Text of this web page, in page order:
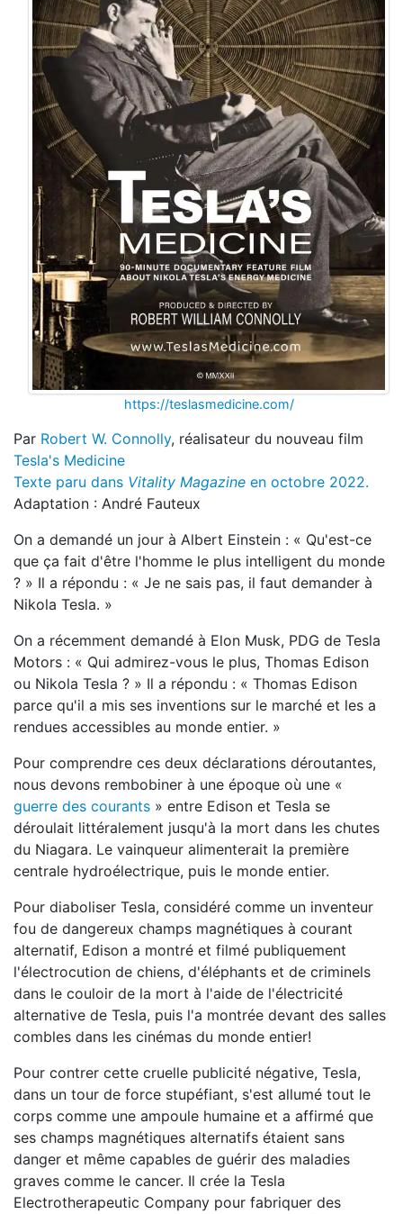
https://teslasmedicine.com/
Par Robert W. Connolly, réalisateur du nouveau film
Tesla's Medicine
Texte paru dans Vitality Magazine en octobre 2022.
Adaptation : André Fauteux
On a demandé un jour à Albert Einstein : « Qu'est-ce
que ça fait d'être l'homme le plus intelligent du monde
? » Il a répondu : « Je ne sais pas, il faut demander à
Nikola Tesla. »
On a récemment demandé à Elon Musk, PDG de Tesla
Motors : « Qui admirez-vous le plus, Thomas Edison
ou Nikola Tesla ? » Il a répondu : « Thomas Edison
parce qu'il a mis ses inventions sur le marché et les a
rendues accessibles au monde entier. »
Pour comprendre ces deux déclarations déroutantes,
nous devons rembobiner à une époque où une «
guerre des courants » entre Edison et Tesla se
déroulait littéralement jusqu'à la mort dans les chutes
du Niagara. Le vainqueur alimenterait la première
centrale hydroélectrique, puis le monde entier.
Pour diaboliser Tesla, considéré comme un inventeur
fou de dangereux champs magnétiques à courant
alternatif, Edison a montré et filmé publiquement
l'électrocution de chiens, d'éléphants et de criminels
dans le couloir de la mort à l'aide de l'électricité
alternative de Tesla, puis l'a montrée devant des salles
combles dans les cinémas du monde entier!
Pour contrer cette cruelle publicité négative, Tesla,
dans un tour de force stupéfiant, s'est allumé tout le
corps comme une ampoule humaine et a affirmé que
ses champs magnétiques alternatifs étaient sans
danger et même capables de guérir des maladies
graves comme le cancer. Il crée la Tesla
Electrotherapeutic Company pour fabriquer des